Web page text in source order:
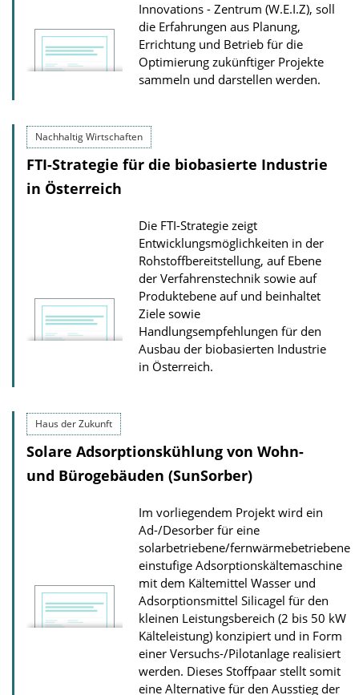
Innovations - Zentrum (W.E.I.Z), soll
die Erfahrungen aus Planung,
Errichtung und Betrieb für die
Optimierung zukünftiger Projekte
sammeln und darstellen werden.
Nachhaltig Wirtschaften
FTI-Strategie für die biobasierte Industrie
in Österreich
Die FTI-Strategie zeigt
Entwicklungsmöglichkeiten in der
Rohstoff­bereitstellung, auf Ebene
der Verfahrenstechnik sowie auf
Produktebene auf und beinhaltet
Ziele sowie
Handlungsempfehlungen für den
Ausbau der biobasierten Industrie
in Österreich.
Haus der Zukunft
Solare Adsorptionskühlung von Wohn-
und Bürogebäuden (SunSorber)
Im vorliegendem Projekt wird ein
Ad-/Desorber für eine
solarbetriebene/fernwärmebetriebene
einstufige Adsorptionskältemaschine
mit dem Kältemittel Wasser und
Adsorptionsmittel Silicagel für den
kleinen Leistungsbereich (2 bis 50 kW
Kälteleistung) konzipiert und in Form
einer Versuchs-/Pilotanlage realisiert
werden. Dieses Stoffpaar stellt somit
eine Alternative für den Ausstieg der